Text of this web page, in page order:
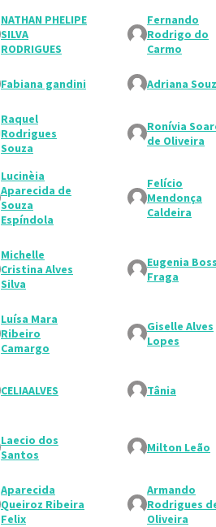
NATHAN PHELIPE
SILVA
RODRIGUES
Fernando
Rodrigo do
Carmo
Fabiana gandini Adriana
Raquel
Rodrigues
Souza
Ronívia
de Oliveira
Lucinèia
Aparecida de
Souza
Espíndola
Felício
Mendonça
Caldeira
Michelle
Cristina Alves
Silva
Eugenia
Fraga
Luísa Mara
Ribeiro
Camargo
Giselle Alves
Lopes
CELIAALVES Tânia
Laecio dos
Santos
Milton Leão
Aparecida
Queiroz Ribeira
Felix
Armando
Rodrigues
Oliveira